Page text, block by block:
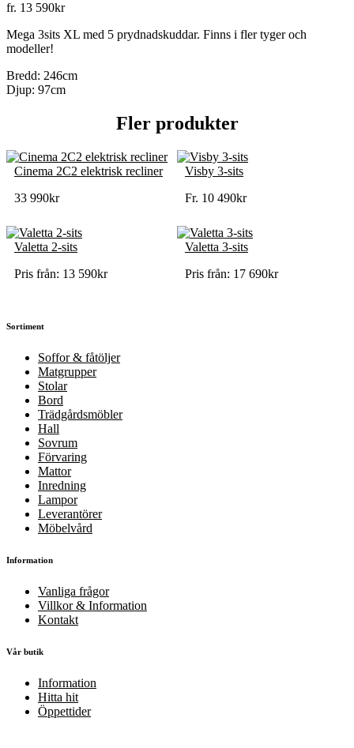
fr. 13 590kr
Mega 3sits XL med 5 prydnadskuddar. Finns i fler tyger och
modeller!
Bredd: 246cm
Djup: 97cm
Fler produkter
Cinema 2C2 elektrisk recliner
33 990kr
Visby 3-sits
Fr. 10 490kr
Valetta 2-sits
Pris från: 13 590kr
Valetta 3-sits
Pris från: 17 690kr
Sortiment
Soffor & fåtöljer
Matgrupper
Stolar
Bord
Trädgårdsmöbler
Hall
Sovrum
Förvaring
Mattor
Inredning
Lampor
Leverantörer
Möbelvård
Information
Vanliga frågor
Villkor & Information
Kontakt
Vår butik
Information
Hitta hit
Öppettider